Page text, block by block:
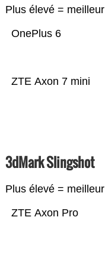
Plus élevé = meilleur
ZTE Axon 7 mini
OnePlus 6
3dMark Slingshot
Plus élevé = meilleur
ZTE Axon Pro